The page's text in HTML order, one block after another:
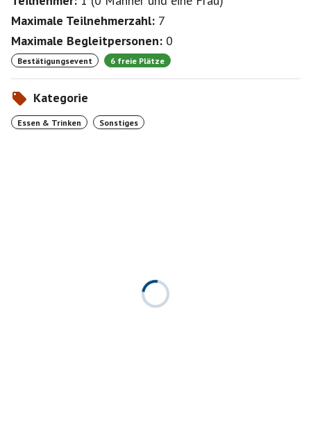
Maximale Teilnehmerzahl: 7
Maximale Begleitpersonen: 0
Bestätigungsevent 6 freie Plätze
Kategorie
Essen & Trinken Sonstiges